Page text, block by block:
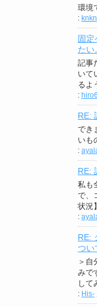
環境
: knkn
固定
たい
記事
いて
るよ
:
RE:
でき
いも
:
RE:
私も
で、
状況
:
RE:
つい
＞自
みで
して
: His-